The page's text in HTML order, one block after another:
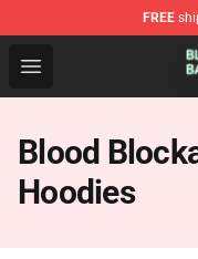
FREE
Open menu
Blood Blockade
Blood
Hoodies